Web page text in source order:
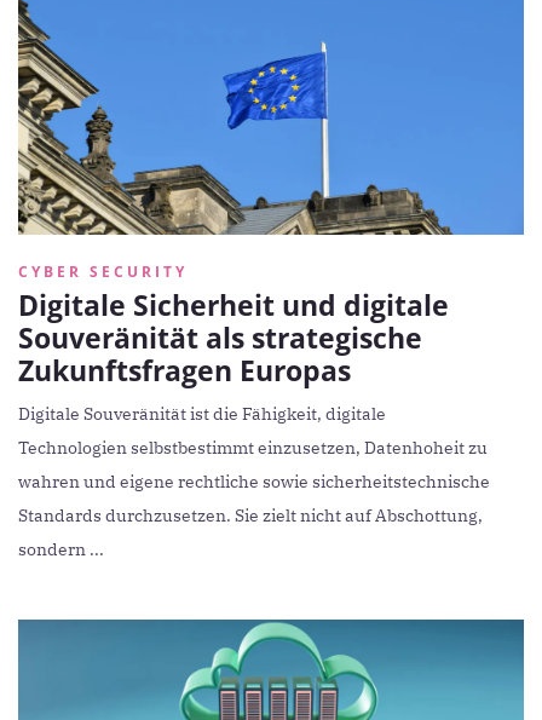
CYBER SECURITY
Digitale Sicherheit und digitale
Souveränität als strategische
Zukunftsfragen Europas
Digitale Souveränität ist die Fähigkeit, digitale
Technologien selbstbestimmt einzusetzen, Datenhoheit zu
wahren und eigene rechtliche sowie sicherheitstechnische
Standards durchzusetzen. Sie zielt nicht auf Abschottung,
sondern ...